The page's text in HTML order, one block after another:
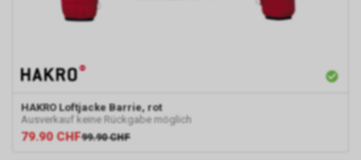
HAKRO Loftjacke Barrie, rot
Ausverkauf keine Rückgabe möglich
79.90 CHF99.90 CHF